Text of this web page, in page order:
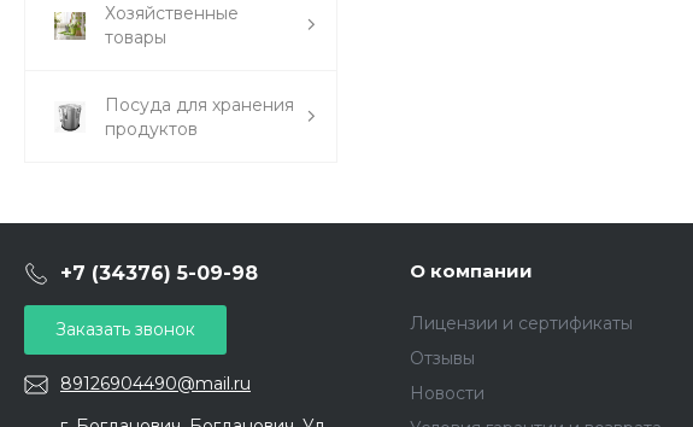
Хозяйственные
товары
Посуда для хранения
продуктов
+7 (34376) 5-09-98
Заказать звонок
89126904490@mail.ru
О компании
Лицензии и сертификаты
Отзывы
Новости